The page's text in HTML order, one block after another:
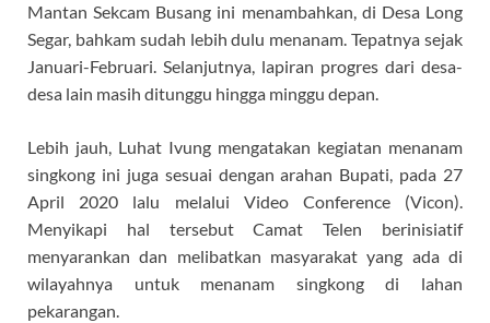
Mantan Sekcam Busang ini menambahkan, di Desa Long
Segar, bahkam sudah lebih dulu menanam. Tepatnya sejak
Januari-Februari. Selanjutnya, lapiran progres dari desa-
desa lain masih ditunggu hingga minggu depan.
Lebih jauh, Luhat Ivung mengatakan kegiatan menanam
singkong ini juga sesuai dengan arahan Bupati, pada 27
April 2020 lalu melalui Video Conference (Vicon).
Menyikapi hal tersebut Camat Telen berinisiatif
menyarankan dan melibatkan masyarakat yang ada di
wilayahnya untuk menanam singkong di lahan
pekarangan.